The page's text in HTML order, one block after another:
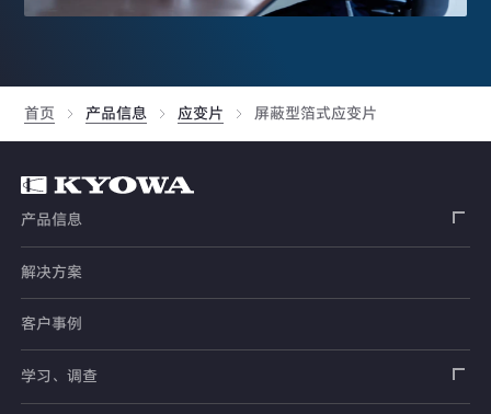
首页 产品信息 应变片 屏蔽型箔式应变片
产品信息
应变片
传感器
载荷传感器
土木用传感器
解决方案
客户事例
学习、调查